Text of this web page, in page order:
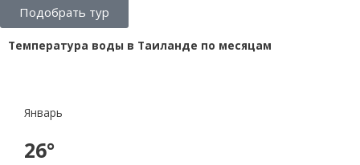
Подобрать тур
Температура воды в Таиланде по месяцам
Январь
26°